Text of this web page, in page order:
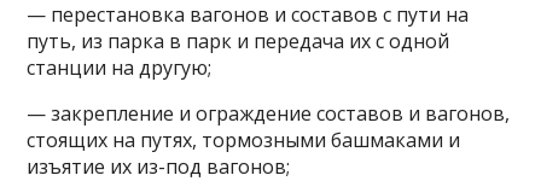
— перестановка вагонов и составов с пути на
путь, из парка в парк и передача их с одной
станции на другую;
— закрепление и ограждение составов и вагонов,
стоящих на путях, тормозными башмаками и
изъятие их из-под вагонов;